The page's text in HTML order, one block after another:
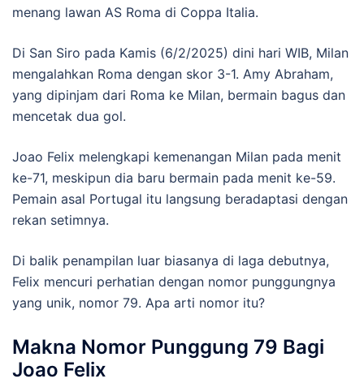
menang lawan AS Roma di Coppa Italia.
Di San Siro pada Kamis (6/2/2025) dini hari WIB, Milan
mengalahkan Roma dengan skor 3-1. Amy Abraham,
yang dipinjam dari Roma ke Milan, bermain bagus dan
mencetak dua gol.
Joao Felix melengkapi kemenangan Milan pada menit
ke-71, meskipun dia baru bermain pada menit ke-59.
Pemain asal Portugal itu langsung beradaptasi dengan
rekan setimnya.
Di balik penampilan luar biasanya di laga debutnya,
Felix mencuri perhatian dengan nomor punggungnya
yang unik, nomor 79. Apa arti nomor itu?
Makna Nomor Punggung 79 Bagi
Joao Felix